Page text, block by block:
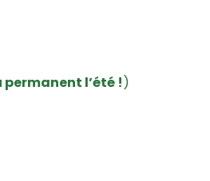
permanent l’été !)